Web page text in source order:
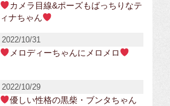
カメラ目線&ポーズもばっちりなテ
ィナちゃん
2022/10/31
メロディーちゃんにメロメロ
2022/10/29
優しい性格の黒柴・ブンタちゃん